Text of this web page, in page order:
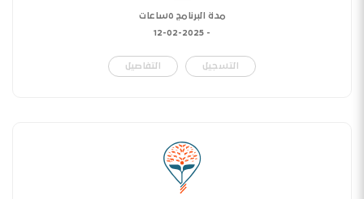
مدة البرنامج ٥ساعات
-
12-02-2025
التسجيل التفاصيل